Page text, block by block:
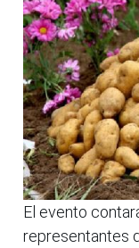
El evento
representantes